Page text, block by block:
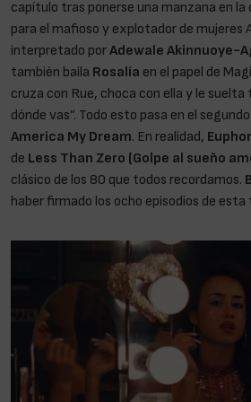
capítulo tras ponerse una manzana en la
para el mafioso y explotador de mujeres
interpretado porAdewale Akinnuoye-
también baila Rosalía en el papel de
cruza con Rue, choca con ella y le suelta
dónde vas”. Todo esto pasa en el
America My Dream. En realidad,
de Less Than Zero (Golpe al sueño
clásico de los 80 que todos recordamos.
haber firmado los ocho episodios de